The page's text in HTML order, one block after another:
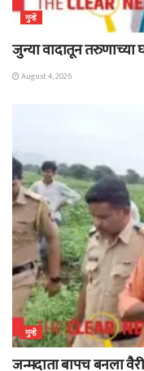
गुन्हे
जुन्या वादातून
August 4, 2026
गुन्हे
जन्मदाता बापच बनला